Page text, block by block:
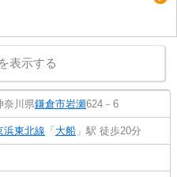
表示する
奈川県鎌倉市岩瀬624－6
浜東北線 「 大船 」駅 徒歩20分